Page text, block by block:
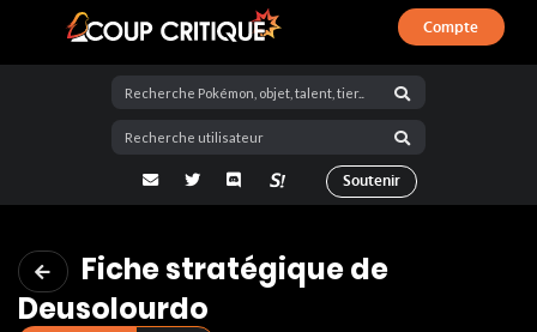
Coup Critique
Compte
adresse email
Twitter Discord La Salty Room sur Pokémon
Soutenir
Fiche stratégique de
Deusolourdo